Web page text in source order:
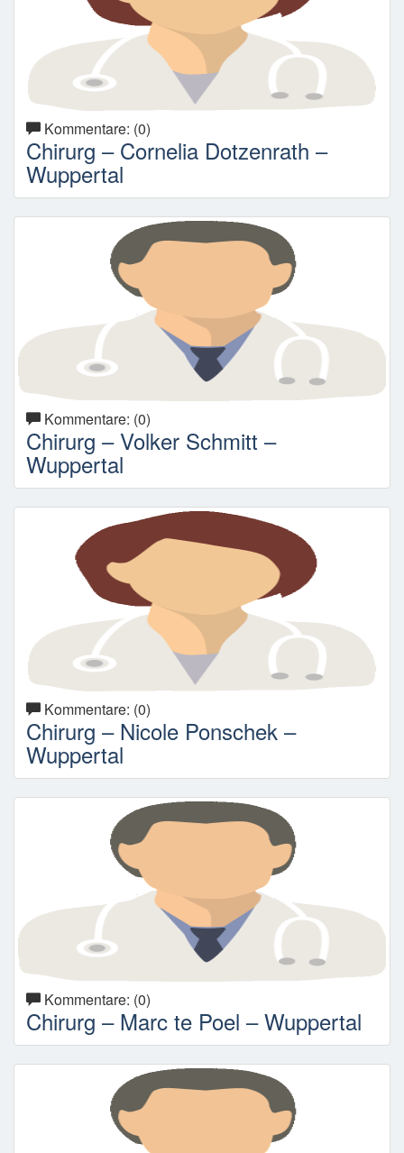
Kommentare: (0)
Chirurg – Cornelia Dotzenrath –
Wuppertal
Kommentare: (0)
Chirurg – Volker Schmitt –
Wuppertal
Kommentare: (0)
Chirurg – Nicole Ponschek –
Wuppertal
Kommentare: (0)
Chirurg – Marc te Poel – Wuppertal